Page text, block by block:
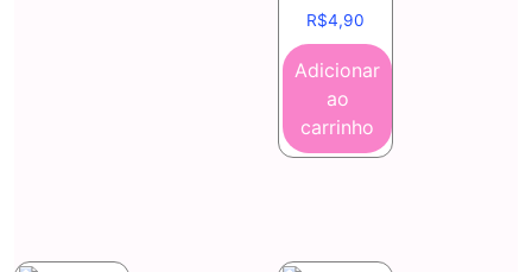
R$4,90
Adicionar
ao
carrinho